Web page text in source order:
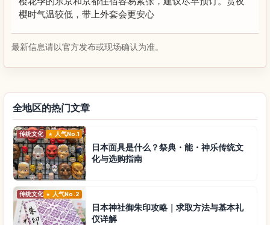
樱时气温较低，带上外套会更安心
最新信息请以官方发布或现场确认为准。
全地区的热门文章
传统文化 人气No.1
日本面具是什么？祭典・能・神乐传统文
化与选购指南
传统文化 人气No.2
日本神社御朱印攻略｜求取方法与基本礼
仪详解